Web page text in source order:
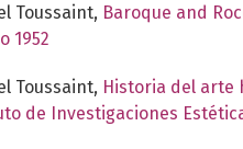
Toussaint, Baroque and
1952
Toussaint, Historia del arte
de Investigaciones